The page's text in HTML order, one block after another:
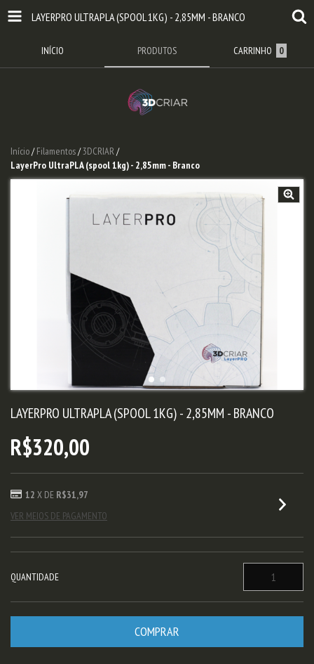
LAYERPRO ULTRAPLA (SPOOL 1KG) - 2,85MM - BRANCO
INÍCIO PRODUTOS CARRINHO 0
Início/ Filamentos/3DCRIAR/
LayerPro UltraPLA (spool 1kg) - 2,85mm - Branco
LAYERPRO ULTRAPLA (SPOOL 1KG) - 2,85MM - BRANCO
R$320,00
12 X DE R$31,97
VER MEIOS DE PAGAMENTO
QUANTIDADE